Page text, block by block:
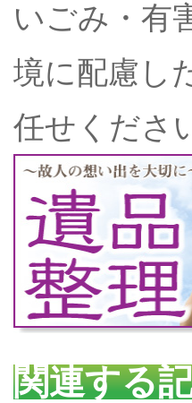
いごみ・有
境に配慮し
任せくださ
関連する